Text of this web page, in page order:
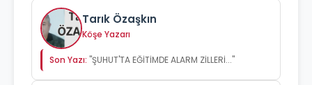
Tarık Özaşkın
Köşe Yazarı
Son Yazı: "ŞUHUT'TA EĞİTİMDE ALARM ZİLLERİ..."